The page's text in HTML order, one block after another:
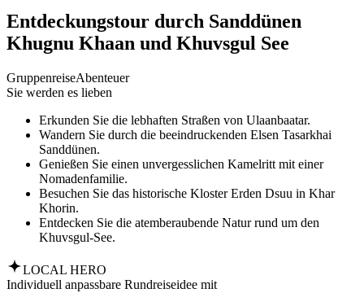
Entdeckungstour durch Sanddünen
Khugnu Khaan und Khuvsgul See
GruppenreiseAbenteuer
Sie werden es lieben
Erkunden Sie die lebhaften Straßen von Ulaanbaatar.
Wandern Sie durch die beeindruckenden Elsen Tasarkhai
Sanddünen.
Genießen Sie einen unvergesslichen Kamelritt mit einer
Nomadenfamilie.
Besuchen Sie das historische Kloster Erden Dsuu in Khar
Khorin.
Entdecken Sie die atemberaubende Natur rund um den
Khuvsgul-See.
LOCAL HERO
Individuell anpassbare Rundreiseidee mit